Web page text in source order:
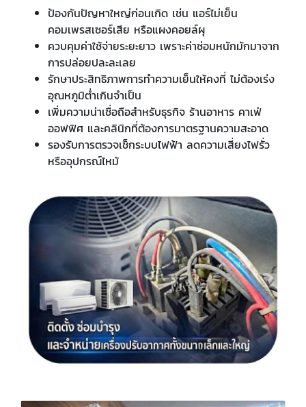
ป้องกันปัญหาใหญ่ก่อนเกิด เช่น แอร์ไม่เย็น
คอมเพรสเซอร์เสีย หรือแผงคอยล์ผุ
ควบคุมค่าใช้จ่ายระยะยาว เพราะค่าซ่อมหนักมักมาจาก
การปล่อยปละละเลย
รักษาประสิทธิภาพการทำความเย็นให้คงที่ ไม่ต้องเร่ง
อุณหภูมิต่ำเกินจำเป็น
เพิ่มความน่าเชื่อถือสำหรับธุรกิจ ร้านอาหาร คาเฟ่
ออฟฟิศ และคลินิกที่ต้องการมาตรฐานความสะอาด
รองรับการตรวจเช็กระบบไฟฟ้า ลดความเสี่ยงไฟรั่ว
หรืออุปกรณ์ไหม้